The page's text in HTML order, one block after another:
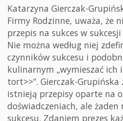
Katarzyna Gierczak-
Firmy Rodzinne, uważa, że
przepis na sukces w
Nie można według niej
czynników sukcesu i
kulinarnym „wymieszać ich
tort>>“. Gierczak-
istnieją przepisy oparte na
doświadczeniach, ale
sukcesu. Zdaniem prezes